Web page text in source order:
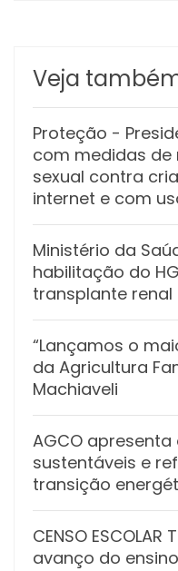
Veja
Proteção -
com medidas de
sexual contra
internet e com
Ministério da
habilitação do
transplante renal
“Lançamos o
da Agricultura
Machiaveli
AGCO
sustentáveis e
transição
CENSO
avanço do